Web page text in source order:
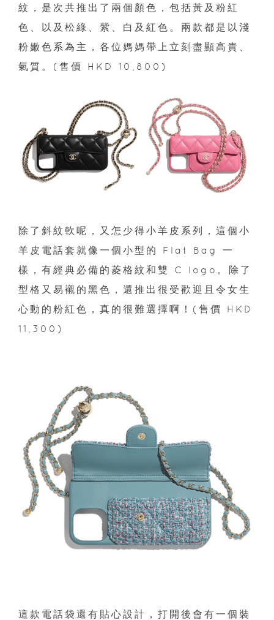
紋，是次共推出了兩個顏色，包括黃及粉紅
色、以及松綠、紫、白及紅色。兩款都是以淺
粉嫩色系為主，各位媽媽帶上立刻盡顯高貴、
氣質。(售價 HKD 10,800)
除了斜紋軟呢，又怎少得小羊皮系列，這個小
羊皮電話套就像一個小型的 Flat Bag 一
樣，有經典必備的菱格紋和雙 C logo。除了
型格又易襯的黑色，還推出很受歡迎且令女生
心動的粉紅色，真的很難選擇啊！(售價 HKD
11,300)
這款電話袋還有貼心設計，打開後會有一個裝